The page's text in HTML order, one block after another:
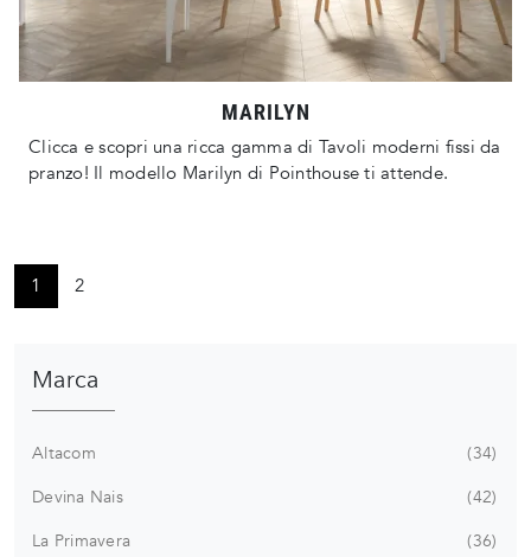
MARILYN
Clicca e scopri una ricca gamma di Tavoli moderni fissi da
pranzo! Il modello Marilyn di Pointhouse ti attende.
1 2
Marca
Altacom
34
Devina Nais
42
La Primavera
36